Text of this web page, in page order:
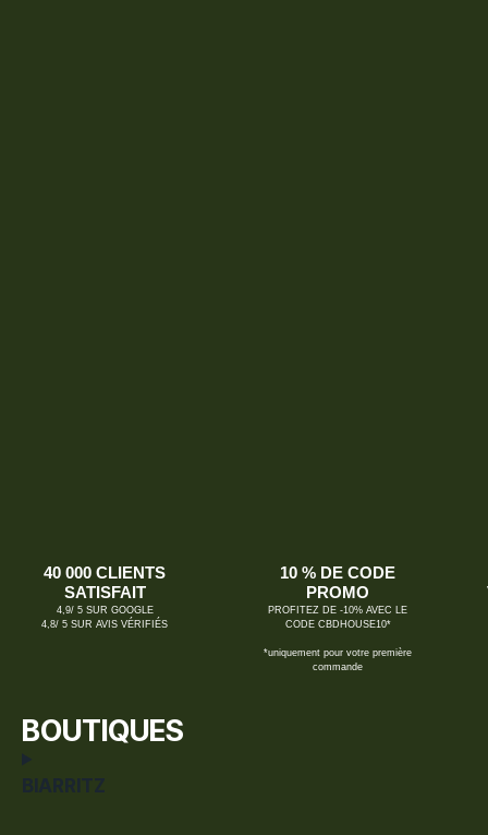
40 000 CLIENTS
SATISFAIT
4,9/ 5 SUR GOOGLE
4,8/ 5 SUR AVIS VÉRIFIÉS
10 % DE CODE
PROMO
PROFITEZ DE -10% AVEC LE
CODE CBDHOUSE10*
*uniquement pour votre première
commande
BOUTIQUES
BIARRITZ